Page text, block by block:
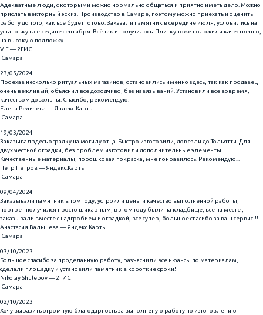
Адекватные люди, с которыми можно нормально общаться и приятно иметь дело. Можно
прислать векторный эскиз. Производство в Самаре, поэтому можно приехать и оценить
работу до того, как всё будет готово. Заказали памятник в середине июля, условились на
установку в середине сентября. Всё так и получилось. Плитку тоже положили качественно,
на высокую подложку.
​V F — 2ГИС
Самара
23/05/2024
Проехав несколько ритуальных магазинов, остановились именно здесь, так как продавец
очень вежливый, объяснил всё доходчиво, без навязываний. Установили всё вовремя,
качеством довольны. Спасибо, рекомендую.
Елена Редичева — Яндекс.Карты
Самара
19/03/2024
Заказывал здесь оградку на могилу отца. Быстро изготовили, довезли до Тольятти. Для
двухместной оградки, без проблем изготовили дополнительные элементы.
Качественные материалы, порошковая покраска, мне понравилось. Рекомендую...
Петр Петров — Яндекс.Карты
Самара
09/04/2024
Заказывали памятник в том году, устроили цены и качество выполненной работы,
портрет получился просто шикарным, в этом году были на кладбище, все на месте ,
заказывали вместе с надгробием и оградкой, все супер, большое спасибо за ваш сервис!!!
Анастасия Вальшева — Яндекс.Карты
Самара
03/10/2023
Большое спасибо за проделанную работу, разъяснили все нюансы по материалам,
сделали площадку и установили памятник в короткие сроки!
Nikolay Shulepov — 2ГИС
Самара
02/10/2023
Хочу выразить огромную благодарность за выполненую работу по изготовлению